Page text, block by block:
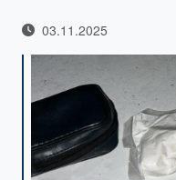
03.11.2025